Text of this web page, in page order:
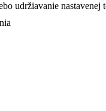
udržiavanie nastavenej